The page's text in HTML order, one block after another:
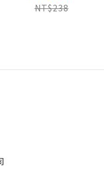
NT$238